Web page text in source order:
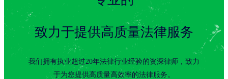
致力于提供高质量法律服务
我们拥有执业超过20年法律行业经验的资深律师，致力
于为您提供高质量高效率的法律服务。